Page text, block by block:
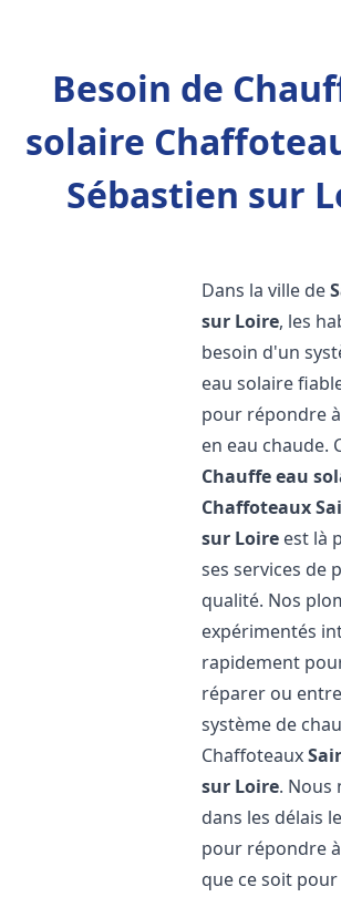
Besoin de
solaire
Sébastien sur
Dans la ville de
sur Loire, les
besoin d'un
eau solaire
pour répondre
en eau chaude.
Chauffe eau
Chaffoteaux
sur Loire est là
ses services de
qualité. Nos
expérimentés
rapidement
réparer ou
système de
Chaffoteaux
sur Loire. Nous
dans les délais
pour répondre
que ce soit